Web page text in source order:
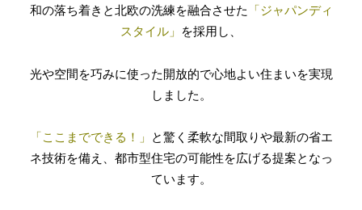
和の落ち着きと北欧の洗練を融合させた 「ジャパンディ
スタイル」 を採用し、
光や空間を巧みに使った開放的で心地よい住まいを実現
しました。
「ここまでできる！」 と驚く柔軟な間取りや最新の省エ
ネ技術を備え、都市型住宅の可能性を広げる提案となっ
ています。